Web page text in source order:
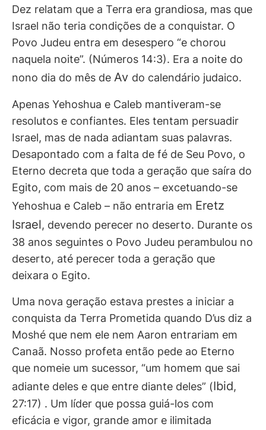
Dez relatam que a Terra era grandiosa, mas que
Israel não teria condições de a conquistar. O
Povo Judeu entra em desespero “e chorou
naquela noite”. (Números 14:3). Era a noite do
nono dia do mês de Av do calendário judaico.
Apenas Yehoshua e Caleb mantiveram-se
resolutos e confiantes. Eles tentam persuadir
Israel, mas de nada adiantam suas palavras.
Desapontado com a falta de fé de Seu Povo, o
Eterno decreta que toda a geração que saíra do
Egito, com mais de 20 anos – excetuando-se
Yehoshua e Caleb – não entraria em Eretz
Israel, devendo perecer no deserto. Durante os
38 anos seguintes o Povo Judeu perambulou no
deserto, até perecer toda a geração que
deixara o Egito.
Uma nova geração estava prestes a iniciar a
conquista da Terra Prometida quando D’us diz a
Moshé que nem ele nem Aaron entrariam em
Canaã. Nosso profeta então pede ao Eterno
que nomeie um sucessor, “um homem que sai
adiante deles e que entre diante deles” (Ibid,
27:17) . Um líder que possa guiá-los com
eficácia e vigor, grande amor e ilimitada